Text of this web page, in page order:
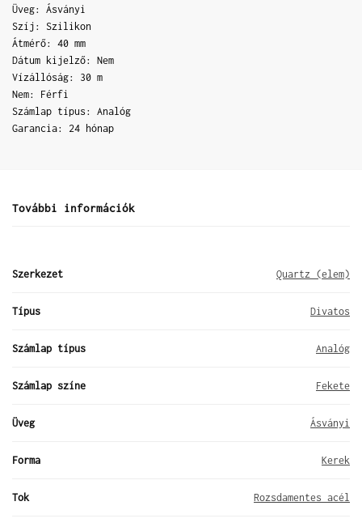
Üveg: Ásványi
Szíj: Szilikon
Átmérő: 40 mm
Dátum kijelző: Nem
Vízállóság: 30 m
Nem: Férfi
Számlap típus: Analóg
Garancia: 24 hónap
További információk
Szerkezet Quartz (elem)
Típus Divatos
Számlap típus Analóg
Számlap színe Fekete
Üveg Ásványi
Forma Kerek
Tok Rozsdamentes acél